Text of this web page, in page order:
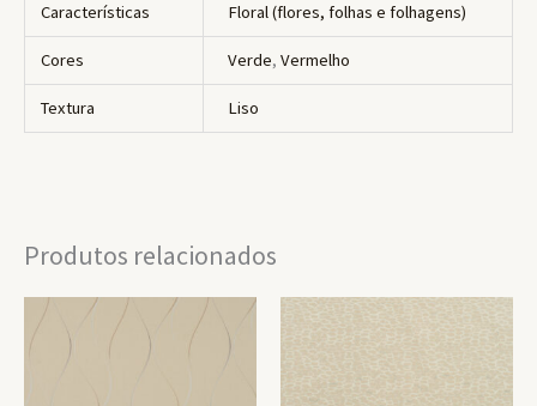
Características Floral (flores, folhas e folhagens)
Cores Verde, Vermelho
Textura Liso
Produtos relacionados